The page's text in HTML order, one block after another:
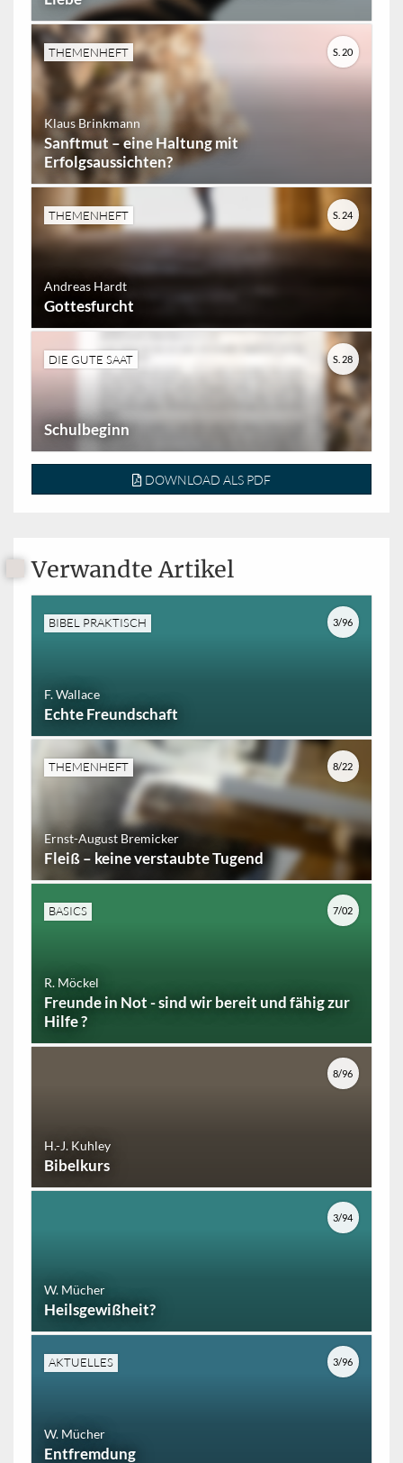
THEMENHEFT
Klaus Brinkmann
Sanftmut – eine Haltung mit
Erfolgsaussichten?
S. 20
THEMENHEFT
Andreas Hardt
Gottesfurcht
S. 24
DIE GUTE SAAT
Schulbeginn
S. 28
DOWNLOAD ALS PDF
Verwandte Artikel
BIBEL PRAKTISCH
F. Wallace
Echte Freundschaft
3/96
THEMENHEFT
Ernst-August Bremicker
Fleiß – keine verstaubte Tugend
8/22
BASICS
R. Möckel
Freunde in Not - sind wir bereit und fähig zur
Hilfe ?
7/02
H.-J. Kuhley
Bibelkurs
8/96
W. Mücher
Heilsgewißheit?
3/94
AKTUELLES
W. Mücher
Entfremdung
3/96